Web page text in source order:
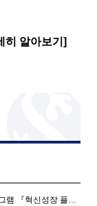
히 알아보기 ]
[희망알리기] 스타트업 육성·투자지원 프로그램 『혁신성장 플랫폼 : 인천』 1기 멤버십 모집